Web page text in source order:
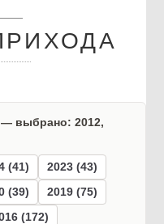
выбрано: 2012,
(41)
2023 (43)
(39)
2019 (75)
(172)